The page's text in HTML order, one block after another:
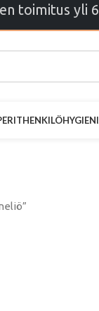
toimitus yli